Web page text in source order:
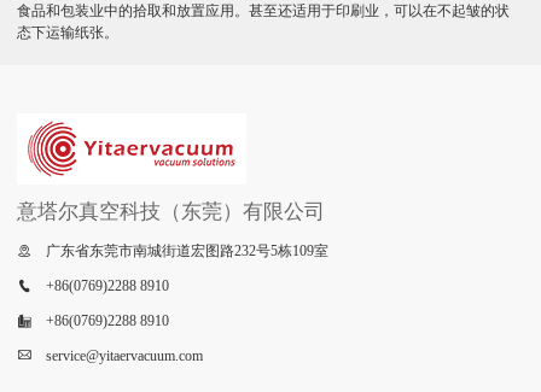
食品和包装业中的拾取和放置应用。甚至还适用于印刷业，可以在不起皱的状
态下运输纸张。
意塔尔真空科技（东莞）有限公司
 广东省东莞市南城街道宏图路232号5栋109室
 +86(0769)2288 8910
 +86(0769)2288 8910
 service@yitaervacuum.com